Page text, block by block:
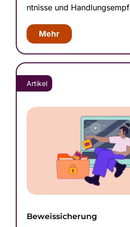
ntnis­se und
Mehr
Artikel
Be­weis­sic­herung